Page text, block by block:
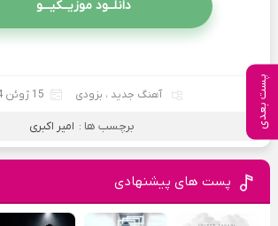
پست بعدی
دانلــود موزیــکیـــو
آهنگ جدید ، بزودی 15 ژوئن 2024
برچسب ها : امیر اکبری
پست های پیشنهادی